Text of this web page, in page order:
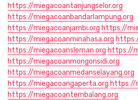
https://miegacoantanjungselor.org
https://miegacoanbandarlampung.org
https://miegacoanjambi.org https://
https://miegacoanminahasa.org
https://miegacoansleman.org https://
https://miegacoanmongonsidi.org
https://miegacoanmedanselayang.org
https://miegacoangaperta.org https://
https://miegacoantembalang.org